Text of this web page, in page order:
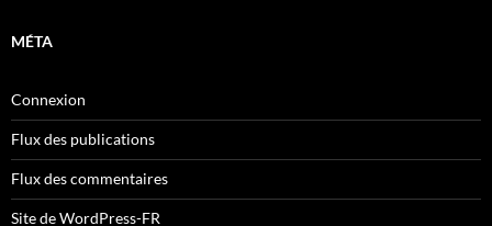
MÉTA
Connexion
Flux des publications
Flux des commentaires
Site de WordPress-FR